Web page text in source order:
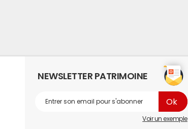
NEWSLETTER PATRIMOINE
Voir un exemple